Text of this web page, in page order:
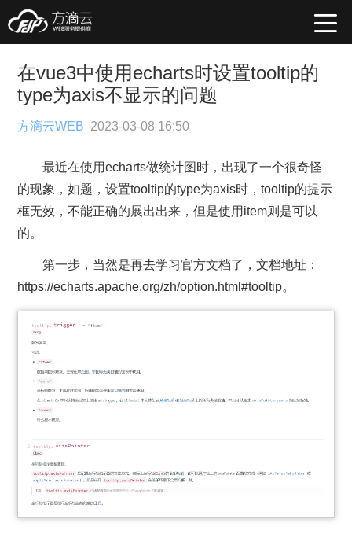
在vue3中使用echarts时设置tooltip的
type为axis不显示的问题
方滴云WEB 2023-03-08 16:50
最近在使用echarts做统计图时，出现了一个很奇怪
的现象，如题，设置tooltip的type为axis时，tooltip的提示
框无效，不能正确的展出出来，但是使用item则是可以
的。
第一步，当然是再去学习官方文档了，文档地址：
https://echarts.apache.org/zh/option.html#tooltip。